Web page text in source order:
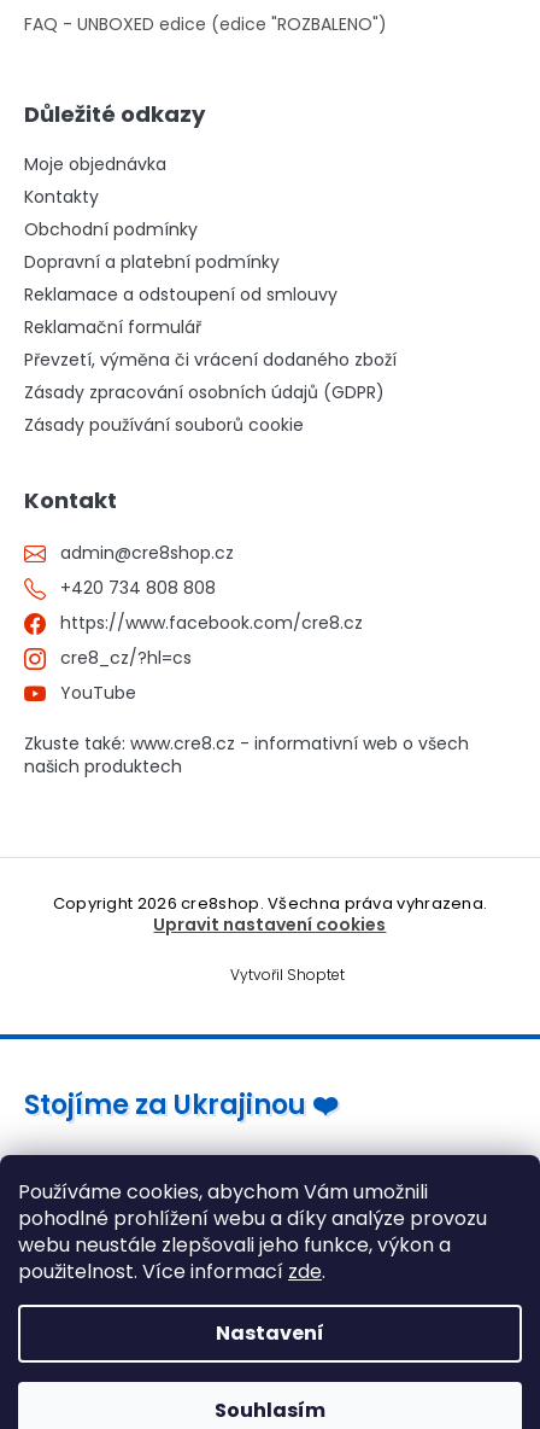
Používáme cookies, abychom Vám umožnili
pohodlné prohlížení webu a díky analýze provozu
webu neustále zlepšovali jeho funkce, výkon a
použitelnost. Více informací zde.
Nastavení
Souhlasím
FAQ - UNBOXED edice (edice "ROZBALENO")
Důležité odkazy
Moje objednávka
Kontakty
Obchodní podmínky
Dopravní a platební podmínky
Reklamace a odstoupení od smlouvy
Reklamační formulář
Převzetí, výměna či vrácení dodaného zboží
Zásady zpracování osobních údajů (GDPR)
Zásady používání souborů cookie
Kontakt
admin@cre8shop.cz
+420 734 808 808
https://www.facebook.com/cre8.cz
cre8_cz/?hl=cs
YouTube
Zkuste také: www.cre8.cz - informativní web o všech
našich produktech
Vytvořil Shoptet
Copyright 2026cre8shop. Všechna práva vyhrazena.
Upravit nastavení cookies
Stojíme za Ukrajinou ❤️
Jak a čím pomoci »